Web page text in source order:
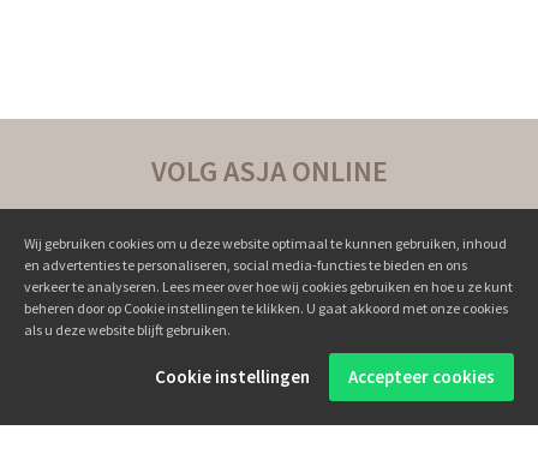
VOLG ASJA ONLINE
Succesverhalen ››
Boeken ››
Wij gebruiken cookies om u deze website optimaal te kunnen gebruiken, inhoud
en advertenties te personaliseren, social media-functies te bieden en ons
verkeer te analyseren. Lees meer over hoe wij cookies gebruiken en hoe u ze kunt
beheren door op Cookie instellingen te klikken. U gaat akkoord met onze cookies
als u deze website blijft gebruiken.
Cookie instellingen Accepteer cookies